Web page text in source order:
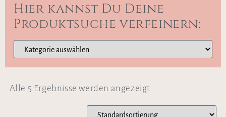
Hier kannst Du Deine
Produktsuche verfeinern:
Alle 5 Ergebnisse werden angezeigt